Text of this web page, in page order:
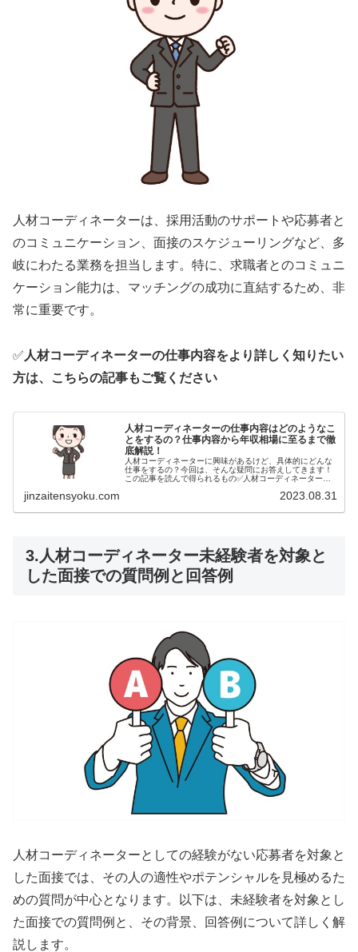
人材コーディネーターは、採用活動のサポートや応募者と
のコミュニケーション、面接のスケジューリングなど、多
岐にわたる業務を担当します。特に、求職者とのコミュニ
ケーション能力は、マッチングの成功に直結するため、非
常に重要です。
✅ 人材コーディネーターの仕事内容をより詳しく知りたい
方は、こちらの記事もご覧ください
人材コーディネーターの仕事内容はどのようなこ
とをするの？仕事内容から年収相場に至るまで徹
底解説！
人材コーディネーターに興味があるけど、具体的にどんな
仕事をするの？今回は、そんな疑問にお答えしてきます！
この記事を読んで得られるもの✅人材コーディネーターの
jinzaitensyoku.com 2023.08.31
3.人材コーディネーター未経験者を対象と
した面接での質問例と回答例
人材コーディネーターとしての経験がない応募者を対象と
した面接では、その人の適性やポテンシャルを見極めるた
めの質問が中心となります。以下は、未経験者を対象とし
た面接での質問例と、その背景、回答例について詳しく解
説します。